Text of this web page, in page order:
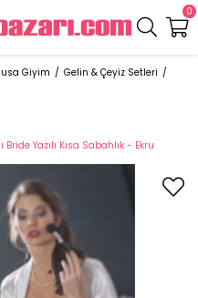
0
Giyim Gelin & Çeyiz Setleri
Yazılı Kısa Sabahlık - Ekru